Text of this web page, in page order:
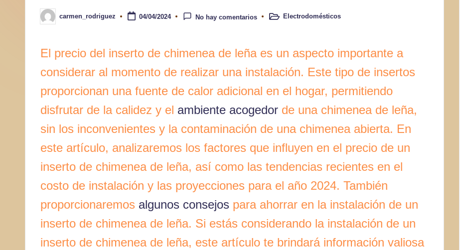
Publicado
por
carmen_rodriguez 04/04/2024 No hay comentarios
PublicadoElectrodomésticos
El precio del inserto de chimenea de leña es un aspecto importante a
considerar al momento de realizar una instalación. Este tipo de insertos
proporcionan una fuente de calor adicional en el hogar, permitiendo
disfrutar de la calidez y el ambiente acogedor de una chimenea de leña,
sin los inconvenientes y la contaminación de una chimenea abierta. En
este artículo, analizaremos los factores que influyen en el precio de un
inserto de chimenea de leña, así como las tendencias recientes en el
costo de instalación y las proyecciones para el año 2024. También
proporcionaremos algunos consejos para ahorrar en la instalación de un
inserto de chimenea de leña. Si estás considerando la instalación de un
inserto de chimenea de leña, este artículo te brindará información valiosa